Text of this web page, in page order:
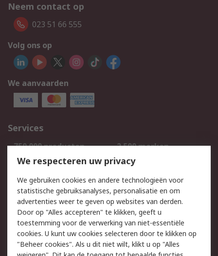
Neem contact op
023 51 66 555
Volg ons op
We aanvaarden
Services
750.000 producten
2.500 merken
Bestellen
Inkoopoplossingen
Track & Trace
Wettelijk
Cookiebeleid
Email veiligheid
Privacybeleid
Websitevoorwaarden
We respecteren uw privacy
We gebruiken cookies en andere technologieën voor
statistische gebruiksanalyses, personalisatie en om
advertenties weer te geven op websites van derden.
Door op "Alles accepteren" te klikken, geeft u
toestemming voor de verwerking van niet-essentiële
cookies. U kunt uw cookies selecteren door te klikken op
"Beheer cookies". Als u dit niet wilt, klikt u op "Alles